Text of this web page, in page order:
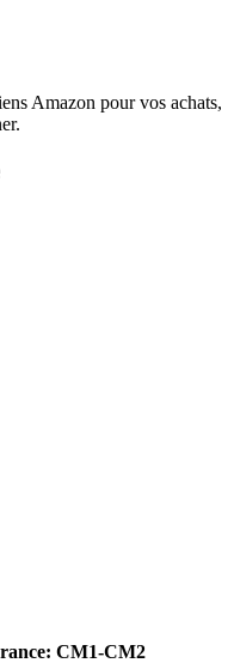
Amazon pour vos achats,
CM1-CM2